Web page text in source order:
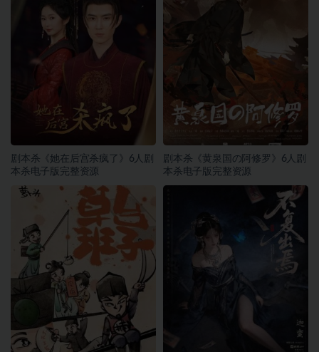
剧本杀《她在后宫杀疯了》6人剧
本杀电子版完整资源
剧本杀《黄泉国の阿修罗》6人剧
本杀电子版完整资源